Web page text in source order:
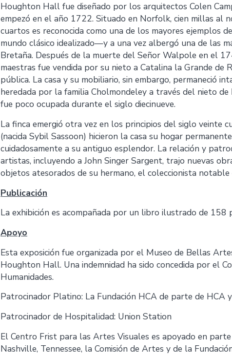
Houghton Hall fue diseñado por los arquitectos Colen
empezó en el año 1722. Situado en Norfolk, cien millas al
cuartos es reconocida como una de los mayores ejemplos
mundo clásico idealizado—y a una vez albergó una de las
Bretaña. Después de la muerte del Señor Walpole en el
maestras fue vendida por su nieto a Catalina la Grande de
pública. La casa y su mobiliario, sin embargo, permaneció
heredada por la familia Cholmondeley a través del nieto
fue poco ocupada durante el siglo diecinueve.
La finca emergió otra vez en los principios del siglo veinte
(nacida Sybil Sassoon) hicieron la casa su hogar
cuidadosamente a su antiguo esplendor. La relación y
artistas, incluyendo a John Singer Sargent, trajo nuevas
objetos atesorados de su hermano, el coleccionista
Publicación
La exhibición es acompañada por un libro ilustrado de 158
Apoyo
Esta exposición fue organizada por el Museo de Bellas
Houghton Hall. Una indemnidad ha sido concedida por el
Humanidades.
Patrocinador Platino: La Fundación HCA de parte de HCA
Patrocinador de Hospitalidad: Union Station
El Centro Frist para las Artes Visuales es apoyado en
Nashville, Tennessee, la Comisión de Artes y de la